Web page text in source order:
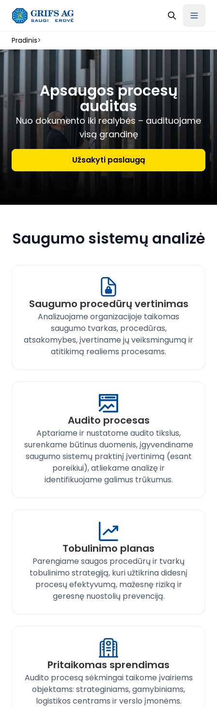
Pradinis>
Apsaugos procesų
auditas
Nuo dokumento iki realybės – audituojame
visą grandinę
Užsakyti paslaugą
Saugumo sistemų analizė
Saugumo procedūrų vertinimas
Analizuojame organizacijoje taikomas
saugumo tvarkas, procedūras,
atsakomybes, įvertiname jų veiksmingumą ir
atitikimą realiems procesams.
Audito procesas
Aptariame ir nustatome audito tikslus,
surenkame būtinus duomenis, įgyvendiname
saugumo sistemų praktinį įvertinimą (esant
poreikiui), atliekame analizę ir
identifikuojame galimus trūkumus.
Tobulinimo planas
Parengiame saugos procedūrų ir tvarkų
tobulinimo strategiją, kuri užtikrina didesnį
procesų efektyvumą, mažesnę riziką ir
geresnę nuostolių prevenciją.
Pritaikomas sprendimas
Audito procesą sėkmingai taikome įvairiems
objektams: strateginiams, gamybiniams,
logistikos centrams ir verslo įmonėms.